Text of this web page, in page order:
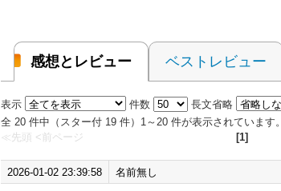
感想とレビュー ベストレビュー
表示 件数
長文省略
全 20 件中（スター付 19 件）1～20 件が表示されています。
≪先頭 <前ページ [1]
2026-01-02 23:39:58 名前無し